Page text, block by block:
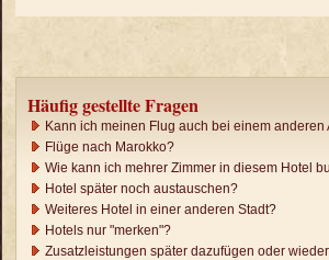
Häufig gestellte Fragen
Kann ich meinen Flug auch bei einem
Flüge nach Marokko?
Wie kann ich mehrer Zimmer in diesem Hotel
Hotel später noch austauschen?
Weiteres Hotel in einer anderen Stadt?
Hotels nur "merken"?
Zusatzleistungen später dazufügen oder